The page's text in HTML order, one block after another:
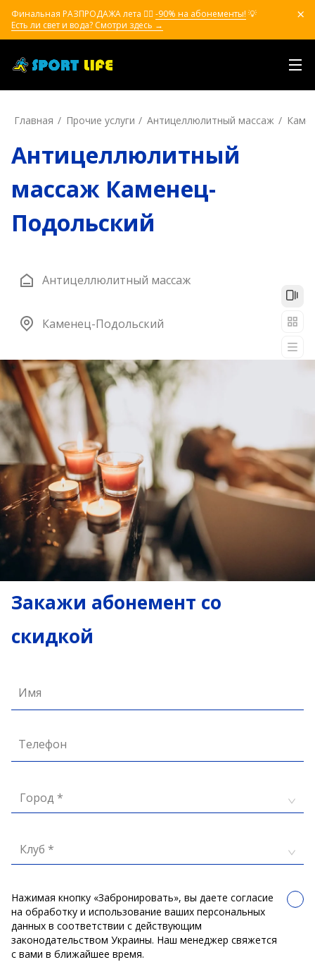
Финальная РАЗПРОДАЖА лета ❤️‍🔥 -90% на абонементы! 💡
Есть ли свет и вода? Смотри здесь →
Главная Прочие услуги Антицеллюлитный массаж
Антицеллюлитный
массаж Каменец-
Подольский
Антицеллюлитный массаж
Каменец-Подольский
Закажи абонемент со
скидкой
Имя
Телефон
Город *
Клуб *
Нажимая кнопку «Забронировать», вы даете согласие
на обработку и использование ваших персональных
данных в соответствии с действующим
законодательством Украины. Наш менеджер свяжется
с вами в ближайшее время.